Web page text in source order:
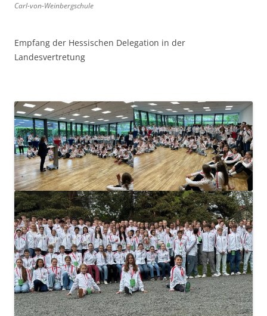
Carl-von-Weinbergschule
Empfang der Hessischen Delegation in der
Landesvertretung